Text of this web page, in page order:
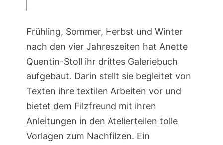
Frühling, Sommer, Herbst und Winter
nach den vier Jahreszeiten hat Anette
Quentin-Stoll ihr drittes Galeriebuch
aufgebaut. Darin stellt sie begleitet von
Texten ihre textilen Arbeiten vor und
bietet dem Filzfreund mit ihren
Anleitungen in den Atelierteilen tolle
Vorlagen zum Nachfilzen. Ein